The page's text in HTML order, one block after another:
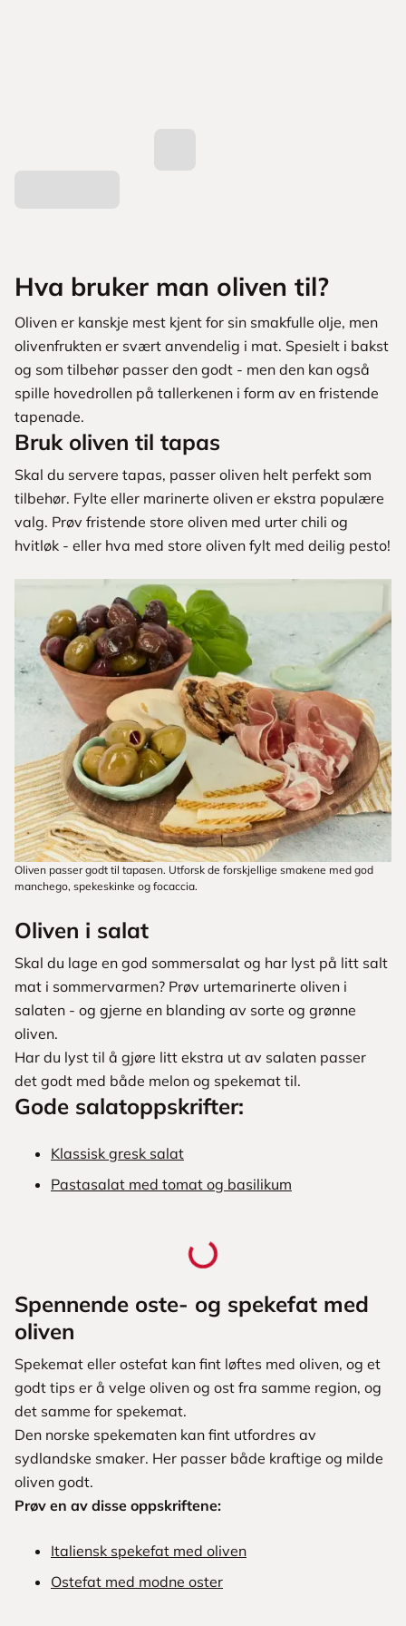
Hva bruker man oliven til?
Oliven er kanskje mest kjent for sin smakfulle olje, men
olivenfrukten er svært anvendelig i mat. Spesielt i bakst
og som tilbehør passer den godt - men den kan også
spille hovedrollen på tallerkenen i form av en fristende
tapenade.
Bruk oliven til tapas
Skal du servere tapas, passer oliven helt perfekt som
tilbehør. Fylte eller marinerte oliven er ekstra populære
valg. Prøv fristende store oliven med urter chili og
hvitløk - eller hva med store oliven fylt med deilig pesto!
Oliven passer godt til tapasen. Utforsk de forskjellige smakene med god
manchego, spekeskinke og focaccia.
Oliven i salat
Skal du lage en god sommersalat og har lyst på litt salt
mat i sommervarmen? Prøv urtemarinerte oliven i
salaten - og gjerne en blanding av sorte og grønne
oliven.
Har du lyst til å gjøre litt ekstra ut av salaten passer
det godt med både melon og spekemat til.
Gode salatoppskrifter:
Klassisk gresk salat
Pastasalat med tomat og basilikum
Spennende oste- og spekefat med
oliven
Spekemat eller ostefat kan fint løftes med oliven, og et
godt tips er å velge oliven og ost fra samme region, og
det samme for spekemat.
Den norske spekematen kan fint utfordres av
sydlandske smaker. Her passer både kraftige og milde
oliven godt.
Prøv en av disse oppskriftene:
Italiensk spekefat med oliven
Ostefat med modne oster